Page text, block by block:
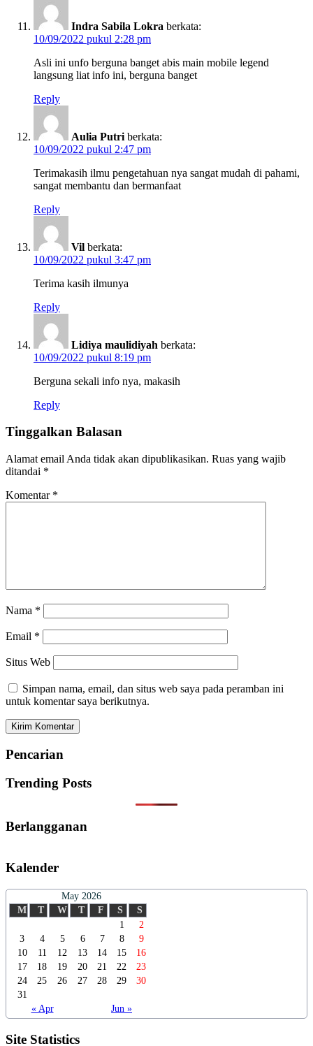
Indra Sabila Lokra berkata:
10/09/2022 pukul 2:28 pm
Asli ini unfo berguna banget abis main mobile legend
langsung liat info ini, berguna banget
Reply
Aulia Putri berkata:
10/09/2022 pukul 2:47 pm
Terimakasih ilmu pengetahuan nya sangat mudah di pahami,
sangat membantu dan bermanfaat
Reply
Vil berkata:
10/09/2022 pukul 3:47 pm
Terima kasih ilmunya
Reply
Lidiya maulidiyah berkata:
10/09/2022 pukul 8:19 pm
Berguna sekali info nya, makasih
Reply
Tinggalkan Balasan
Alamat email Anda tidak akan dipublikasikan. Ruas yang wajib
ditandai *
Komentar *
Nama *
Email *
Situs Web
Simpan nama, email, dan situs web saya pada peramban ini
untuk komentar saya berikutnya.
Pencarian
Trending Posts
Berlangganan
Kalender
May 2026
M
T W T F S S
« Apr Jun »
1
2
3
4 5 6 7 8
9
10
11 12 13 14 15
16
17
18 19 20 21 22
23
24
25 26 27 28 29
30
31
Site Statistics